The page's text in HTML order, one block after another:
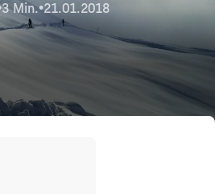
3 Min.•21.01.2018